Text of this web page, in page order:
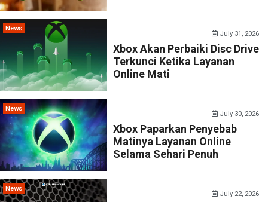
News
July 31, 2026
Xbox Akan Perbaiki Disc Drive
Terkunci Ketika Layanan
Online Mati
News
July 30, 2026
Xbox Paparkan Penyebab
Matinya Layanan Online
Selama Sehari Penuh
News
July 22, 2026